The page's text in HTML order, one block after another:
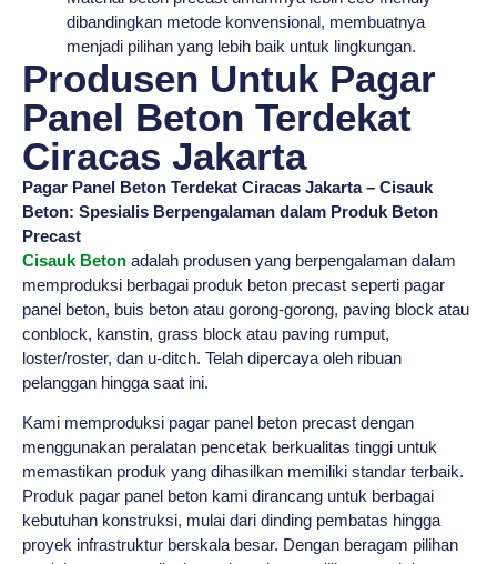
dibandingkan metode konvensional, membuatnya
menjadi pilihan yang lebih baik untuk lingkungan.
Produsen Untuk Pagar
Panel Beton Terdekat
Ciracas Jakarta
Pagar Panel Beton Terdekat Ciracas Jakarta – Cisauk
Beton: Spesialis Berpengalaman dalam Produk Beton
Precast
Cisauk Beton adalah produsen yang berpengalaman dalam
memproduksi berbagai produk beton precast seperti pagar
panel beton, buis beton atau gorong-gorong, paving block atau
conblock, kanstin, grass block atau paving rumput,
loster/roster, dan u-ditch. Telah dipercaya oleh ribuan
pelanggan hingga saat ini.
Kami memproduksi pagar panel beton precast dengan
menggunakan peralatan pencetak berkualitas tinggi untuk
memastikan produk yang dihasilkan memiliki standar terbaik.
Produk pagar panel beton kami dirancang untuk berbagai
kebutuhan konstruksi, mulai dari dinding pembatas hingga
proyek infrastruktur berskala besar. Dengan beragam pilihan